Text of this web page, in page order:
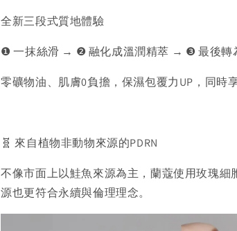
全新三段式質地體驗
❶ 一抹絲滑 → ❷ 融化成溫潤精萃 → ❸ 最後轉
零礦物油、肌膚0負擔，保濕包覆力UP，同時
🧬 來自植物非動物來源的PDRN
不像市面上以鮭魚來源為主，蘭蔻使用玫瑰細
源也更符合永續與倫理理念。